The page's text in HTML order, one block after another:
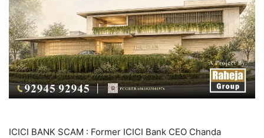
ICICI BANK SCAM : Former ICICI Bank CEO Chanda